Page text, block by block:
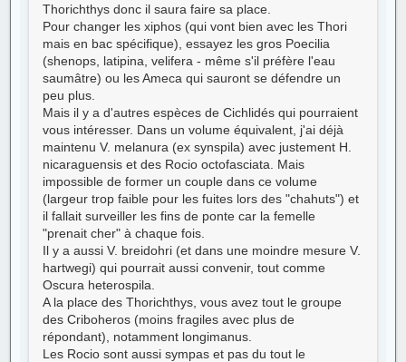
Thorichthys donc il saura faire sa place.
Pour changer les xiphos (qui vont bien avec les Thori
mais en bac spécifique), essayez les gros Poecilia
(shenops, latipina, velifera - même s'il préfère l'eau
saumâtre) ou les Ameca qui sauront se défendre un
peu plus.
Mais il y a d'autres espèces de Cichlidés qui pourraient
vous intéresser. Dans un volume équivalent, j'ai déjà
maintenu V. melanura (ex synspila) avec justement H.
nicaraguensis et des Rocio octofasciata. Mais
impossible de former un couple dans ce volume
(largeur trop faible pour les fuites lors des "chahuts") et
il fallait surveiller les fins de ponte car la femelle
"prenait cher" à chaque fois.
Il y a aussi V. breidohri (et dans une moindre mesure V.
hartwegi) qui pourrait aussi convenir, tout comme
Oscura heterospila.
A la place des Thorichthys, vous avez tout le groupe
des Criboheros (moins fragiles avec plus de
répondant), notamment longimanus.
Les Rocio sont aussi sympas et pas du tout le